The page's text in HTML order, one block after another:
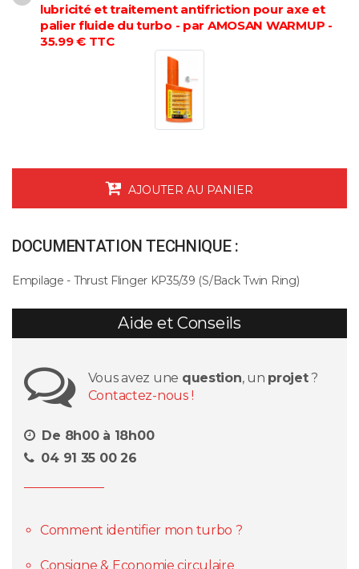
lubricité et traitement antifriction pour axe et
palier fluide du turbo - par AMOSAN WARMUP -
35.99 € TTC
AJOUTER AU PANIER
DOCUMENTATION TECHNIQUE :
Empilage - Thrust Flinger KP35/39 (S/Back Twin Ring)
Aide et Conseils
Vous avez une question, un projet?
Contactez-nous !
De 8h00 à 18h00
04 91 35 00 26
Comment identifier mon turbo ?
Consigne & Economie circulaire